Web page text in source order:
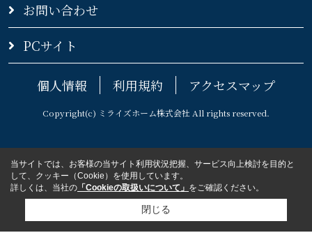
お問い合わせ
PCサイト
個人情報 利用規約 アクセスマップ
Copyright(c) ミライズホーム株式会社 All rights reserved.
当サイトでは、お客様の当サイト利用状況把握、サービス向上検討を目的と
して、クッキー（Cookie）を使用しています。
詳しくは、当社の 「Cookieの取扱いについて」 をご確認ください。
閉じる